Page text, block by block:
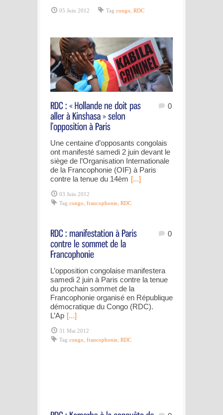
05 Juin 2012 Tag congo RDC
0
Une centaine d’opposants congolais
ont manifesté samedi 2 juin devant le
siège de l’Organisation Internationale
de la Francophonie (OIF) à Paris
contre la tenue du 14èm [...]
03 Juin 2012
Tag congo francophonie RDC
0
L’opposition congolaise manifestera
samedi 2 juin à Paris contre la tenue
du prochain sommet de la
Francophonie organisé en République
démocratique du Congo (RDC).
L’Ap [...]
31 Mai 2012
Tag congo, francophonie, RDC